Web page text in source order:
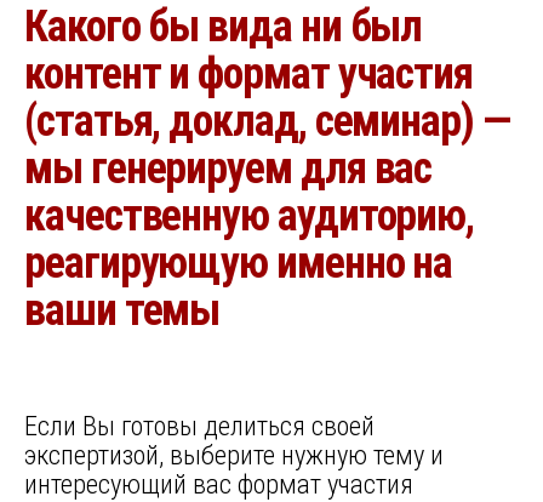
Какого бы вида ни был
контент и формат участия
(статья, доклад, семинар) —
мы генерируем для вас
качественную аудиторию,
реагирующую именно на
ваши темы
Если Вы готовы делиться своей
экспертизой, выберите нужную тему и
интересующий вас формат участия